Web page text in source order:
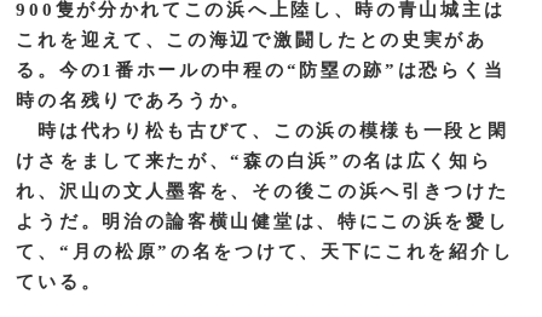
900隻が分かれてこの浜へ上陸し、時の青山城主は
これを迎えて、この海辺で激闘したとの史実があ
る。今の1番ホールの中程の“防塁の跡”は恐らく当
時の名残りであろうか。
時は代わり松も古びて、この浜の模様も一段と閑
けさをまして来たが、“森の白浜”の名は広く知ら
れ、沢山の文人墨客を、その後この浜へ引きつけた
ようだ。明治の論客横山健堂は、特にこの浜を愛し
て、“月の松原”の名をつけて、天下にこれを紹介し
ている。